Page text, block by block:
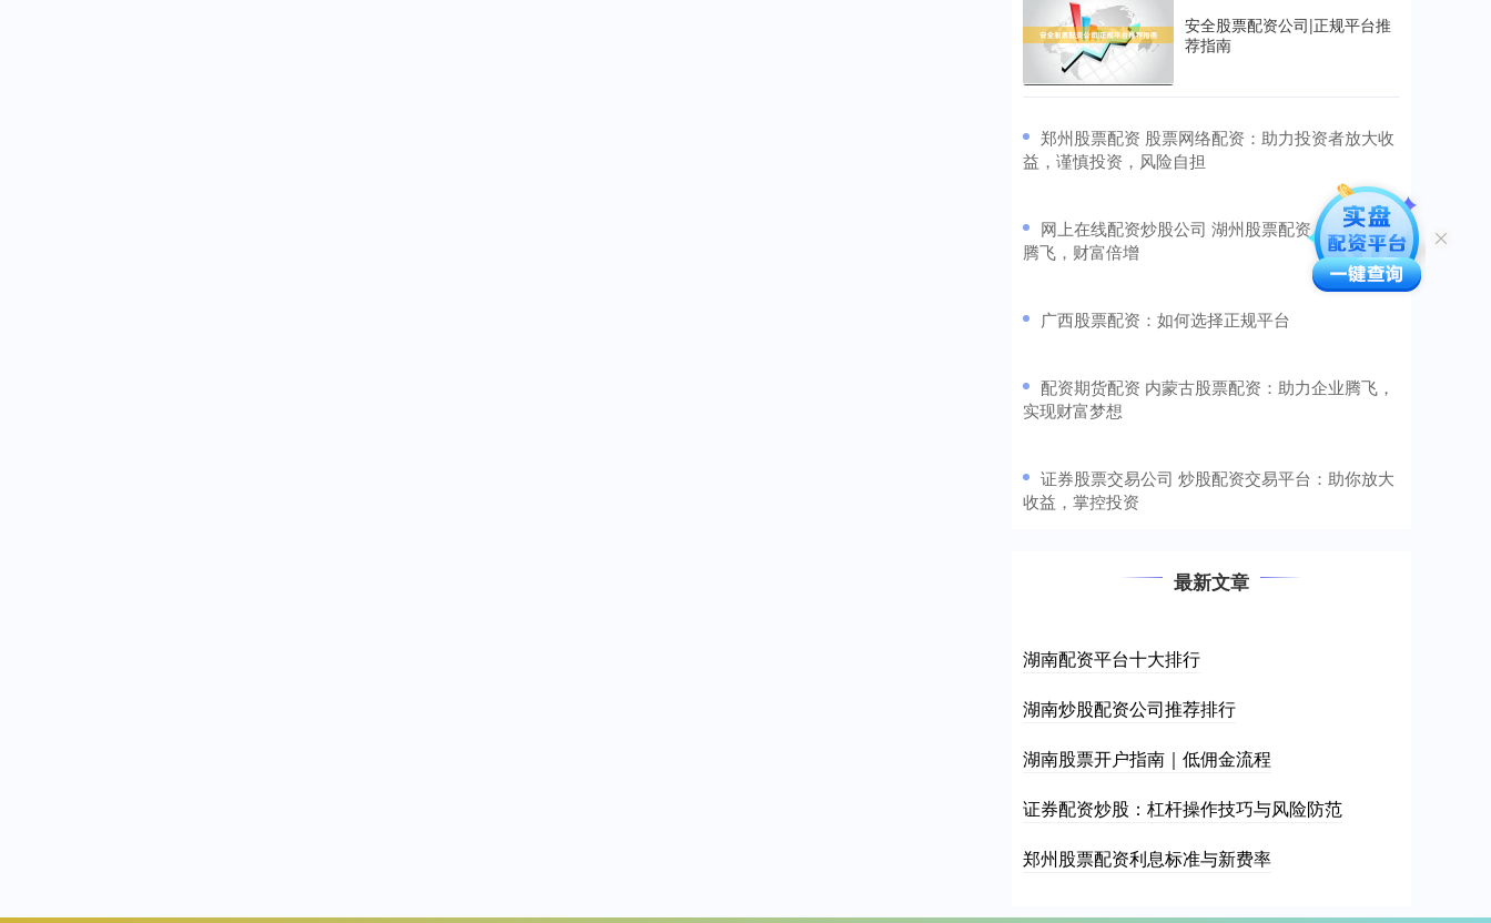
安全股票配资公司|正规平台推
荐指南
​郑州股票配资 股票网络配资：助力投资者放大收
益，谨慎投资，风险自担
​网上在线配资炒股公司 湖州股票配资：助您投资
腾飞，财富倍增
​广西股票配资：如何选择正规平台
​配资期货配资 内蒙古股票配资：助力企业腾飞，
实现财富梦想
​证券股票交易公司 炒股配资交易平台：助你放大
收益，掌控投资
最新文章
湖南配资平台十大排行
湖南炒股配资公司推荐排行
湖南股票开户指南｜低佣金流程
证券配资炒股：杠杆操作技巧与风险防范
郑州股票配资利息标准与新费率